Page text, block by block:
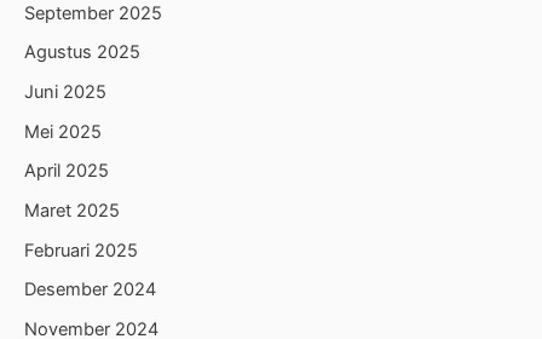
September 2025
Agustus 2025
Juni 2025
Mei 2025
April 2025
Maret 2025
Februari 2025
Desember 2024
November 2024